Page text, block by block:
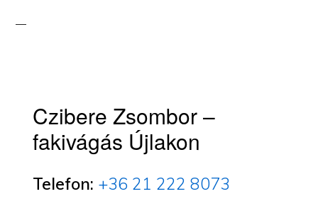
Czibere Zsombor –
fakivágás Újlakon
Telefon: +36 21 222 8073